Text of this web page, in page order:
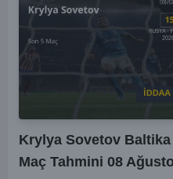
Krylya Sovetov
Maç Tahmini 08